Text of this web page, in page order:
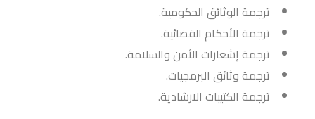
ترجمة الوثائق الحكومية.
ترجمة الأحكام القضائية.
ترجمة إشعارات الأمن والسلامة.
ترجمة وثائق البرمجيات.
ترجمة الكتيبات الارشادية.